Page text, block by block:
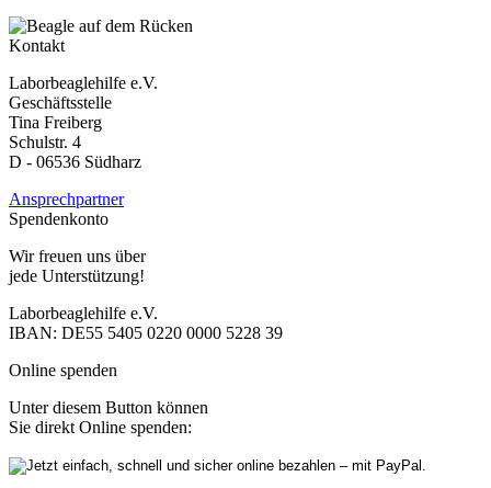
Kontakt
Laborbeaglehilfe e.V.
Geschäftsstelle
Tina Freiberg
Schulstr. 4
D - 06536 Südharz
Ansprechpartner
Spendenkonto
Wir freuen uns über
jede Unterstützung!
Laborbeaglehilfe e.V.
IBAN: DE55 5405 0220 0000 5228 39
Online spenden
Unter diesem Button können
Sie direkt Online spenden: